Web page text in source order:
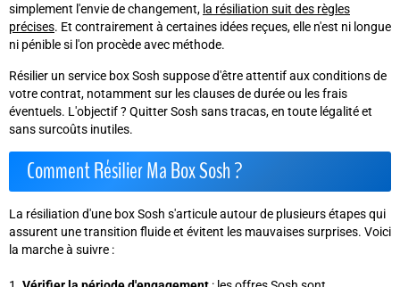
simplement l'envie de changement, la résiliation suit des règles
précises. Et contrairement à certaines idées reçues, elle n'est ni longue
ni pénible si l'on procède avec méthode.
Résilier un service box Sosh suppose d'être attentif aux conditions de
votre contrat, notamment sur les clauses de durée ou les frais
éventuels. L'objectif ? Quitter Sosh sans tracas, en toute légalité et
sans surcoûts inutiles.
Comment Résilier Ma Box Sosh ?
La résiliation d'une box Sosh s'articule autour de plusieurs étapes qui
assurent une transition fluide et évitent les mauvaises surprises. Voici
la marche à suivre :